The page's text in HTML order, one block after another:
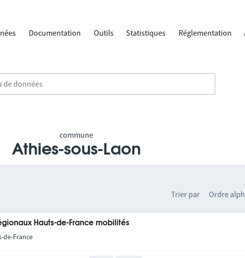
Documentation Outils Statistiques Réglementation
commune
Athies-sous-Laon
Trier par Ordre
Hauts-de-France mobilités
de-France